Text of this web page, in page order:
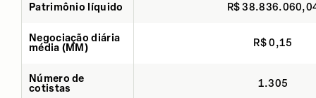
Patrimônio líquido R$
Negociação diária
média (MM)
R$ 0,15
Número de
cotistas
1.305